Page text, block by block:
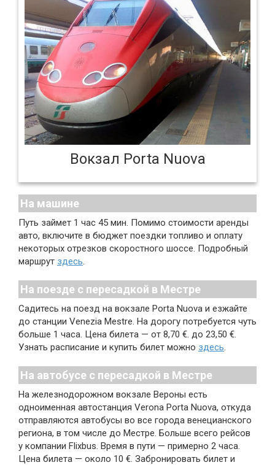
Вокзал Porta Nuova
На машине
Путь займет 1 час 45 мин. Помимо стоимости аренды
авто, включите в бюджет поездки топливо и оплату
некоторых отрезков скоростного шоссе. Подробный
маршрут здесь.
На поезде с пересадкой в Местре
Садитесь на поезд на вокзале Porta Nuova и езжайте
до станции Venezia Mestre. На дорогу потребуется чуть
больше 1 часа. Цена билета — от 8,70 €. до 23,50 €.
Узнать расписание и купить билет можно здесь.
На автобусе с пересадкой в Местре
На железнодорожном вокзале Вероны есть
одноименная автостанция Verona Porta Nuova, откуда
отправляются автобусы во все города венецианского
региона, в том числе до Местре. Больше всего рейсов
у компании Flixbus. Время в пути — примерно 2 часа.
Цена билета — около 10 €. Забронировать билет и